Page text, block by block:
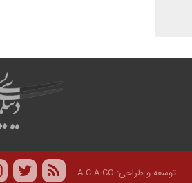
توسعه و طراحی: A.C.A CO